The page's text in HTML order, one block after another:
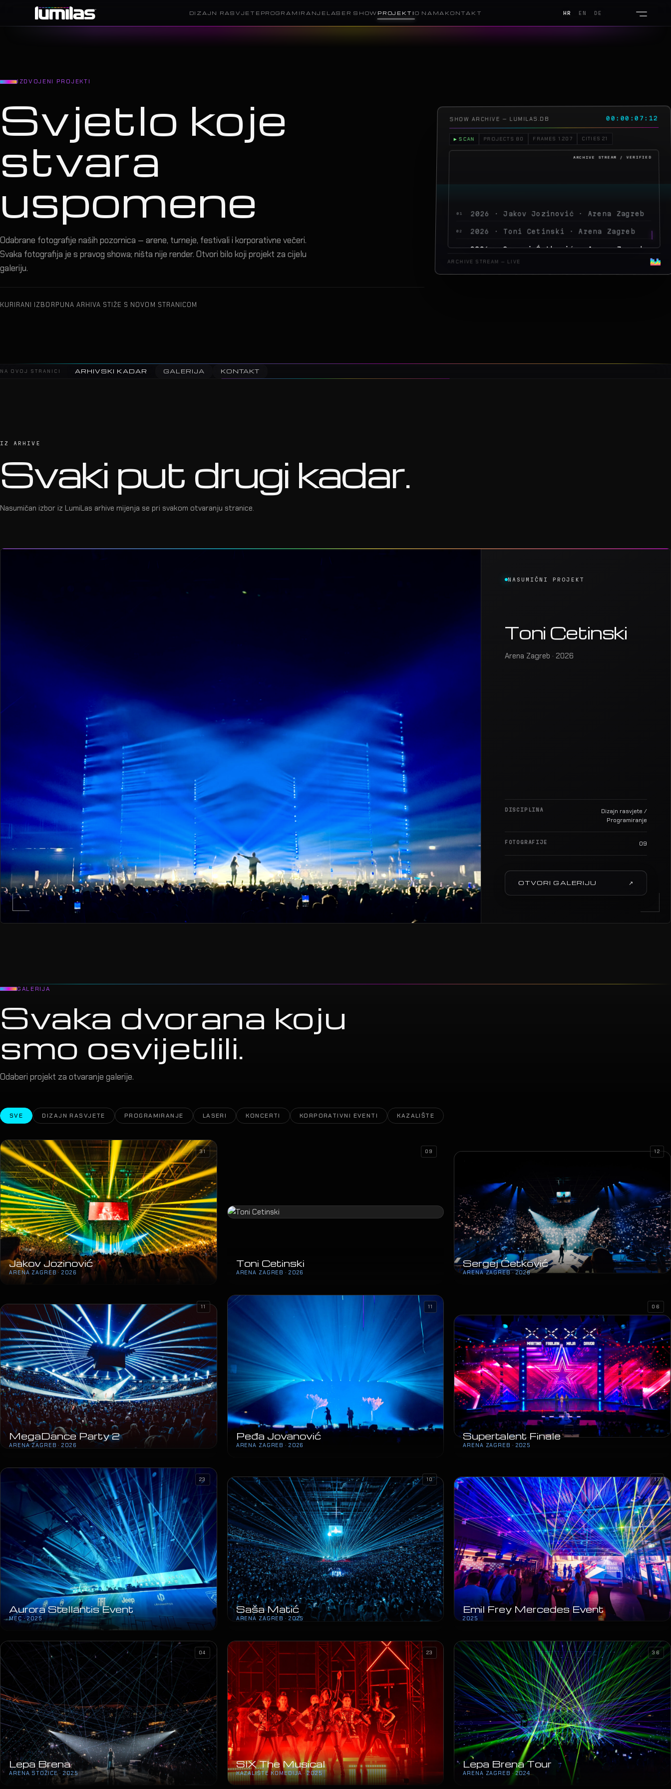
HR EN DE
DIZAJN RASVJETE PROGRAMIRANJE LASER SHOW PROJEKTI O NAMA KONTAKT
IZDVOJENI PROJEKTI
Svjetlo koje
stvara
uspomene
Odabrane fotografije naših pozornica — arene, turneje, festivali i korporativne večeri.
Svaka fotografija je s pravog showa; ništa nije render. Otvori bilo koji projekt za cijelu
galeriju.
KURIRANI IZBORPUNA ARHIVA STIŽE S NOVOM STRANICOM
SHOW ARCHIVE — LUMILAS.DB 00:00:10:22
PROJECTS 80 FRAMES 1.207 CITIES 21
2026 · Sergej Ćetković · Arena Zagreb
2026 · Peđa Jovanović · Arena Zagreb
ARCHIVE STREAM — LIVE
NA OVOJ STRANICI ARHIVSKI KADAR GALERIJA KONTAKT
IZ ARHIVE
Svaki put drugi kadar.
Nasumičan izbor iz LumiLas arhive mijenja se pri svakom otvaranju stranice.
NASUMIČNI PROJEKT
Toni Cetinski
Arena Zagreb · 2026
DISCIPLINA
Dizajn rasvjete /
Programiranje
FOTOGRAFIJE 09
OTVORI GALERIJU ↗
GALERIJA
Svaka dvorana koju
smo osvijetlili.
Odaberi projekt za otvaranje galerije.
SVE DIZAJN RASVJETE PROGRAMIRANJE LASERI KONCERTI KORPORATIVNI EVENTI KAZALIŠTE
Jakov Jozinović
ARENA ZAGREB · 2026
31
Toni Cetinski
ARENA ZAGREB · 2026
09
Sergej Ćetković
ARENA ZAGREB · 2026
12
MegaDance Party 2
ARENA ZAGREB · 2026
11
Peđa Jovanović
ARENA ZAGREB · 2026
11
Supertalent Finale
ARENA ZAGREB · 2025
06
Aurora Stellantis Event
MEC · 2025
23
Saša Matić
ARENA ZAGREB · 2025
10
Emil Frey Mercedes Event
2025
17
Lepa Brena
ARENA STOŽICE · 2025
04
SIX The Musical
KAZALIŠTE KOMEDIJA · 2025
23
Lepa Brena Tour
ARENA ZAGREB · 2024
36